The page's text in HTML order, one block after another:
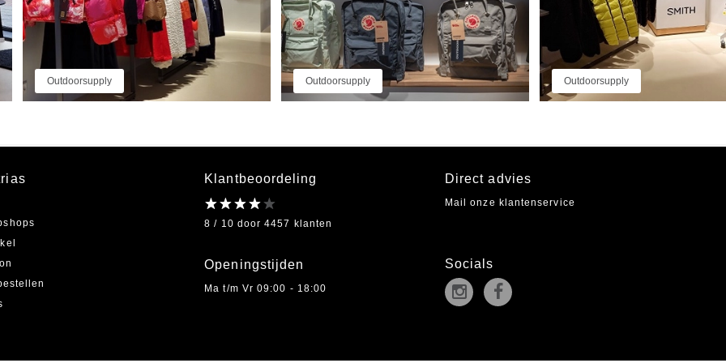
Outdoorsupply Outdoorsupply Outdoorsupply
Klantbeoordeling
8 / 10 door 4457 klanten
Openingstijden
Ma t/m Vr 09:00 - 18:00
Direct advies
Mail onze klantenservice
Socials